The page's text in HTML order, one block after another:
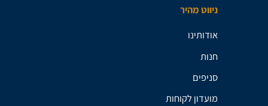
ניווט מהיר
אודותינו
חנות
סניפים
מועדון לקוחות